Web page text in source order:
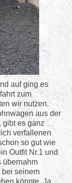
auf ging es
zum
wir nutzen.
aus der
gibt es ganz
verfallenen
so gut wie
Outfit Nr.1 und
übernahm
bei seinem
könnte. Ja